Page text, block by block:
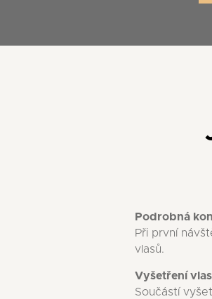
Podrobná
Při první
vlasů.
Vyšetření
Součástí